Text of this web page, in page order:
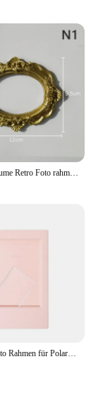
Dekorative Blume Retro Foto rahmen Hochzeit Wohnkultur Desktop Bilderrahmen klassischen Barock kleinen Foto rahmen
3 zoll Mini Foto Rahmen für Polaroid Bild Rahmen Tabletop Photocard Display